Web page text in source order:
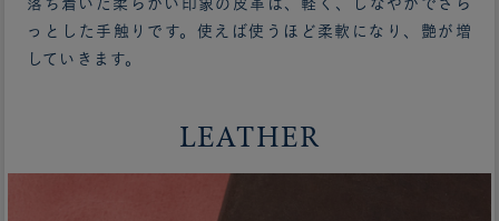
落ち着いた柔らかい印象の皮革は、軽く、しなやかでさら
っとした手触りです。使えば使うほど柔軟になり、艶が増
していきます。
LEATHER